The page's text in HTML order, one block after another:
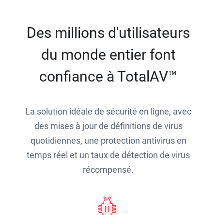
Des millions d'utilisateurs
du monde entier font
confiance à TotalAV™
La solution idéale de sécurité en ligne, avec
des mises à jour de définitions de virus
quotidiennes, une protection antivirus en
temps réel et un taux de détection de virus
récompensé.